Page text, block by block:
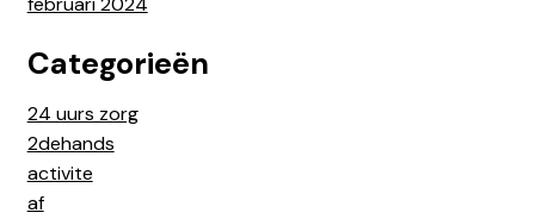
Categorieën
24 uurs zorg
2dehands
activite
af